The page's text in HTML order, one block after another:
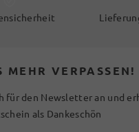
MEHR VERPASSEN!
für den Newsletter an und
als Dankeschön